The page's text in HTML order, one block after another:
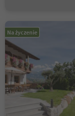
Na życzenie